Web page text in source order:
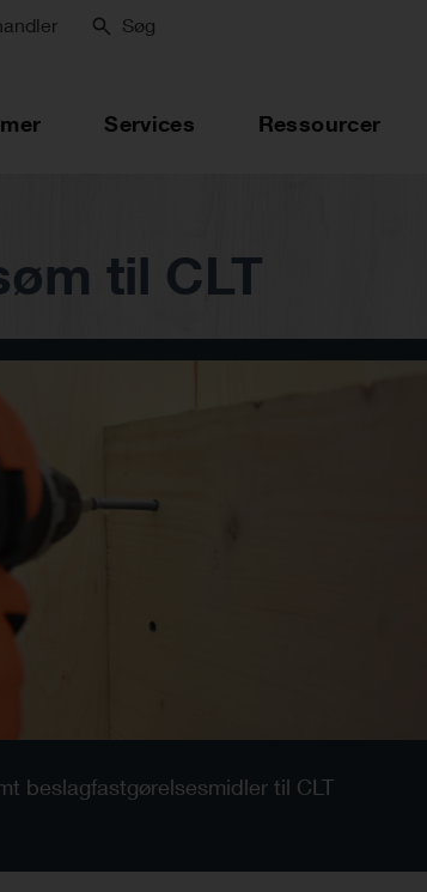
Søg
Services Ressourcer
til CLT
beslagfastgørelsesmidler til CLT